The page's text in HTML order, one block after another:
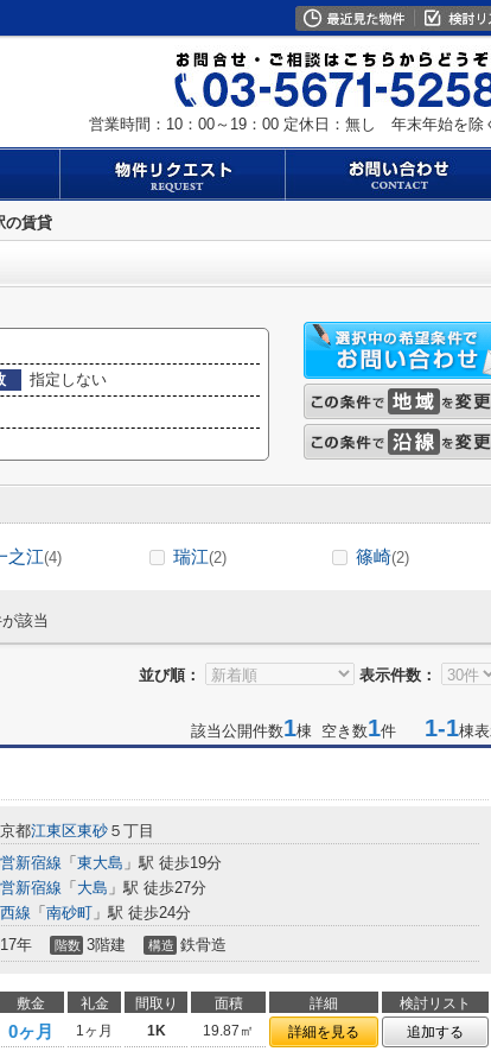
営業時間：10：00～19：00 定休日：無し 年末年始を除
の賃貸
指定しない
之江(4) 瑞江(2) 篠崎(2)
該当
並び順： 表示件数：
該当公開件数1棟 空き数1件 1-1棟
都江東区東砂 ５丁目
新宿線 「 東大島 」駅 徒歩19分
新宿線 「 大島 」駅 徒歩27分
線 「 南砂町 」駅 徒歩24分
年 階数 3階建 構造 鉄骨造
敷金 礼金 間取り 面積 詳細
検討リスト
0ヶ月 1ヶ月 1K 19.87㎡ 詳細を見る 追加する